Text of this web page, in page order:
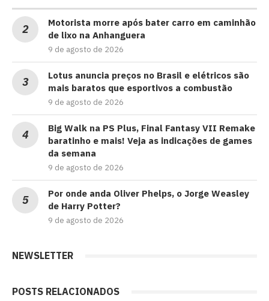
Motorista morre após bater carro em caminhão
de lixo na Anhanguera
9 de agosto de 2026
Lotus anuncia preços no Brasil e elétricos são
mais baratos que esportivos a combustão
9 de agosto de 2026
Big Walk na PS Plus, Final Fantasy VII Remake
baratinho e mais! Veja as indicações de games
da semana
9 de agosto de 2026
Por onde anda Oliver Phelps, o Jorge Weasley
de Harry Potter?
9 de agosto de 2026
NEWSLETTER
POSTS RELACIONADOS